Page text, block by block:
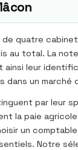
quatre
au total. La
leur
dans un marché
par leur
la paie
un
Notre